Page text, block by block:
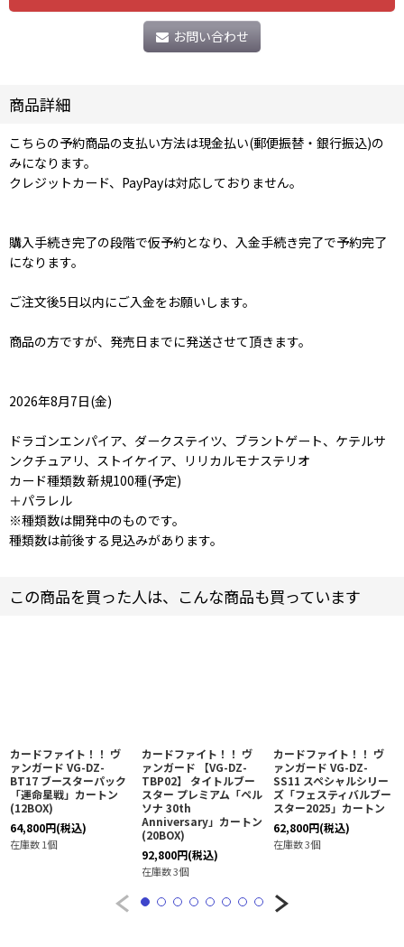
お問い合わせ
商品詳細
こちらの予約商品の支払い方法は現金払い(郵便振替・銀行振込)の
みになります。
クレジットカード、PayPayは対応しておりません。
購入手続き完了の段階で仮予約となり、入金手続き完了で予約完了
になります。
ご注文後5日以内にご入金をお願いします。
商品の方ですが、発売日までに発送させて頂きます。
2026年8月7日(金)
ドラゴンエンパイア、ダークステイツ、ブラントゲート、ケテルサ
ンクチュアリ、ストイケイア、リリカルモナステリオ
カード種類数 新規100種(予定)
＋パラレル
※種類数は開発中のものです。
種類数は前後する見込みがあります。
この商品を買った人は、こんな商品も買っています
カードファイト！！ ヴ
ァンガード VG-DZ-
BT17 ブースターパック
「運命星戦」カートン
(12BOX)
64,800円(税込)
在庫数 1個
カードファイト！！ ヴ
ァンガード 【VG-DZ-
TBP02】 タイトルブー
スター プレミアム「ペル
ソナ 30th
Anniversary」カートン
(20BOX)
92,800円(税込)
在庫数 3個
カードファイト！！ ヴ
ァンガード VG-DZ-
SS11 スペシャルシリー
ズ「フェスティバルブー
スター2025」カートン
62,800円(税込)
在庫数 3個